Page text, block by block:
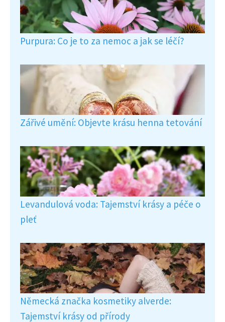
Purpura: Co je to za nemoc a jak se léčí?
Zářivé umění: Objevte krásu henna tetování
Levandulová voda: Tajemství krásy a péče o
pleť
Německá značka kosmetiky alverde:
Tajemství krásy od přírody